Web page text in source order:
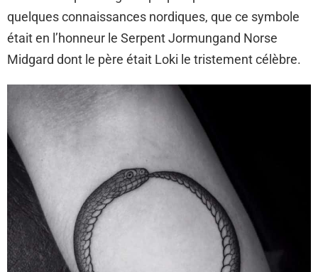
quelques connaissances nordiques, que ce symbole
était en l’honneur le Serpent Jormungand Norse
Midgard dont le père était Loki le tristement célèbre.